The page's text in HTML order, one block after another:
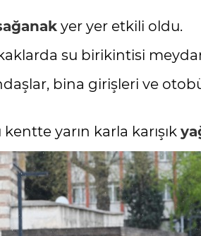
yer yer etkili oldu.
su birikintisi
bina girişleri ve
kentte yarın karla karışık